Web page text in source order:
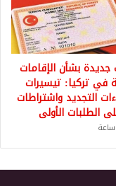
جديدة بشأن الإقامات
في تركيا: تيسيرات
التجديد واشتراطات
الطلبات الأولى